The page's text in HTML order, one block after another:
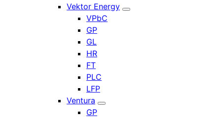
Vektor Energy
VPbC
GP
GL
HR
FT
PLC
LFP
Ventura
GP